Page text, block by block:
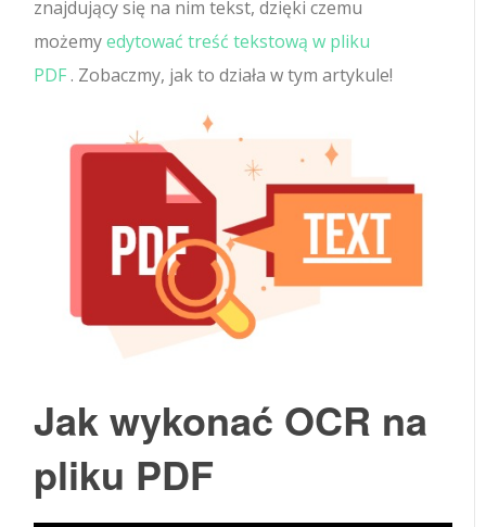
znajdujący się na nim tekst, dzięki czemu
możemyedytować treść tekstową w pliku
PDF. Zobaczmy, jak to działa w tym artykule!
Jak wykonać OCR na
pliku PDF